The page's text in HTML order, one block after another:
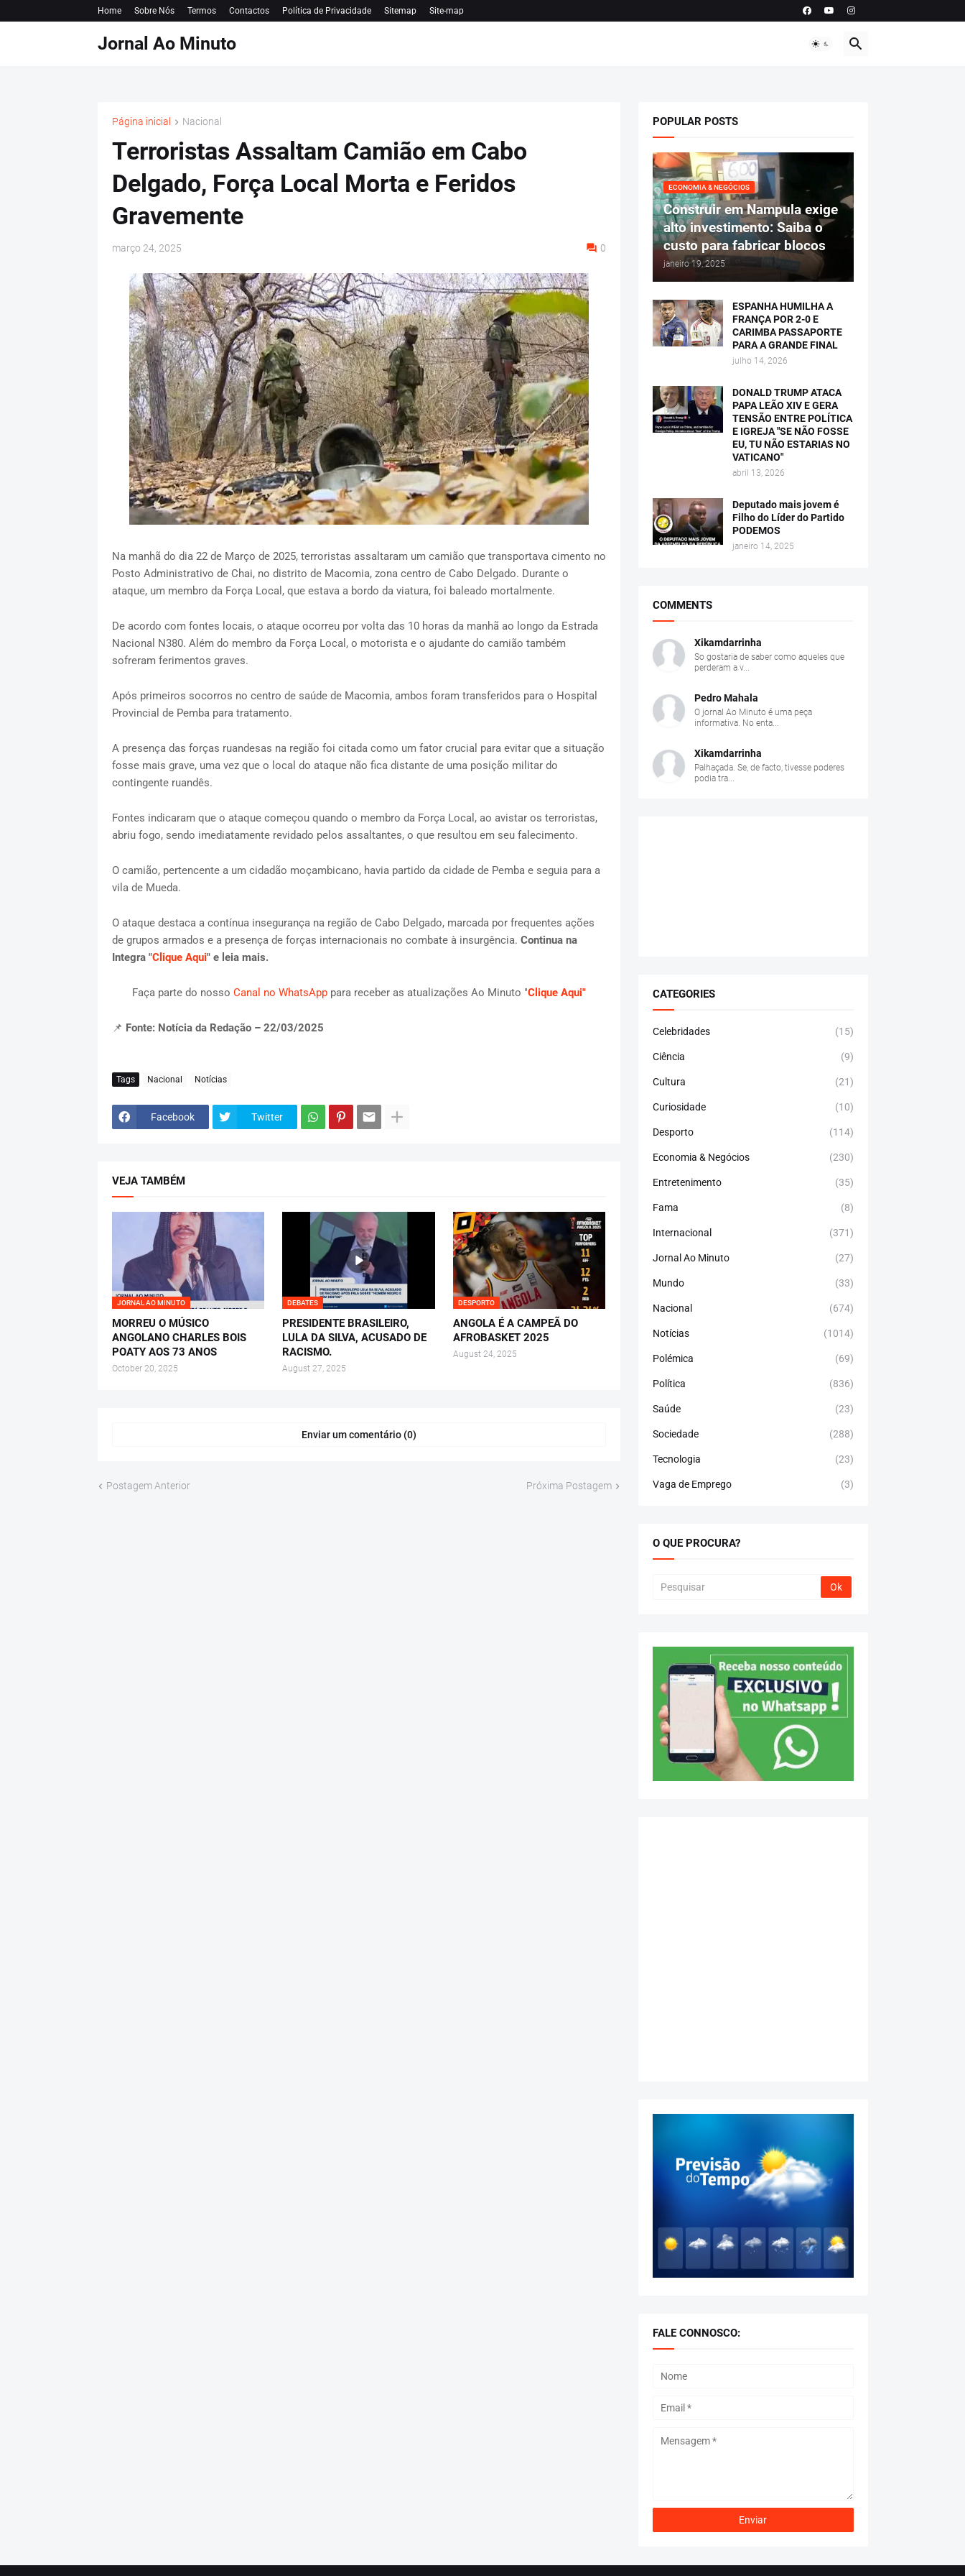
Home Sobre Nós Termos Contactos Política de Privacidade Sitemap Site-map
Jornal Ao Minuto
Página inicial Nacional
Terroristas Assaltam Camião em Cabo
Delgado, Força Local Morta e Feridos
Gravemente
março 24, 2025 0
Na manhã do dia 22 de Março de 2025, terroristas assaltaram um camião que transportava cimento no
Posto Administrativo de Chai, no distrito de Macomia, zona centro de Cabo Delgado. Durante o
ataque, um membro da Força Local , que estava a bordo da viatura, foi baleado mortalmente.
De acordo com fontes locais, o ataque ocorreu por volta das 10 horas da manhã ao longo da Estrada
Nacional N380. Além do membro da Força Local, o motoristae o ajudantedo camião também
sofreram ferimentos graves.
Após primeiros socorros no centro de saúde de Macomia, ambos foram transferidos para o Hospital
Provincial de Pembapara tratamento.
A presença das forças ruandesas na região foi citada como um fator crucial para evitar que a situação
fosse mais grave, uma vez que o local do ataque não fica distante de uma posição militar do
contingente ruandês.
Fontes indicaram que o ataque começou quando o membro da Força Local, ao avistar os terroristas,
abriu fogo, sendo imediatamente revidado pelos assaltantes, o que resultou em seu falecimento.
O camião, pertencente a um cidadão moçambicano, havia partido da cidade de Pembae seguia para a
vila de Mueda.
O ataque destaca a contínua insegurança na região de Cabo Delgado, marcada por frequentes ações
de grupos armados e a presença de forças internacionais no combate à insurgência. Continua na
Integra "Clique Aqui" e leia mais.
Faça parte do nosso Canal no WhatsApppara receber as atualizações Ao Minuto "Clique Aqui"
📌 Fonte: Notícia da Redação – 22/03/2025
Tags Nacional Notícias
Facebook Twitter
VEJA TAMBÉM
JORNAL AO MINUTO
MORREU O MÚSICO
ANGOLANO CHARLES BOIS
POATY AOS 73 ANOS
October 20, 2025
DEBATES
PRESIDENTE BRASILEIRO,
LULA DA SILVA, ACUSADO DE
RACISMO.
August 27, 2025
DESPORTO
ANGOLA É A CAMPEÃ DO
AFROBASKET 2025
August 24, 2025
Enviar um comentário (0)
Postagem Anterior Próxima Postagem
POPULAR POSTS
ECONOMIA & NEGÓCIOS
Construir em Nampula exige
alto investimento: Saiba o
custo para fabricar blocos
janeiro 19, 2025
ESPANHA HUMILHA A
FRANÇA POR 2-0 E
CARIMBA PASSAPORTE
PARA A GRANDE FINAL
julho 14, 2026
DONALD TRUMP ATACA
PAPA LEÃO XIV E GERA
TENSÃO ENTRE POLÍTICA
E IGREJA "SE NÃO FOSSE
EU, TU NÃO ESTARIAS NO
VATICANO"
abril 13, 2026
Deputado mais jovem é
Filho do Líder do Partido
PODEMOS
janeiro 14, 2025
COMMENTS
Xikamdarrinha
So gostaria de saber como aqueles que
perderam a v...
Pedro Mahala
O jornal Ao Minuto é uma peça
informativa. No enta...
Xikamdarrinha
Palhaçada. Se, de facto, tivesse poderes
podia tra...
CATEGORIES
Celebridades (15)
Ciência (9)
Cultura (21)
Curiosidade (10)
Desporto (114)
Economia & Negócios (230)
Entretenimento (35)
Fama (8)
Internacional (371)
Jornal Ao Minuto (27)
Mundo (33)
Nacional (674)
Notícias (1014)
Polémica (69)
Política (836)
Saúde (23)
Sociedade (288)
Tecnologia (23)
Vaga de Emprego (3)
O QUE PROCURA?
FALE CONNOSCO: